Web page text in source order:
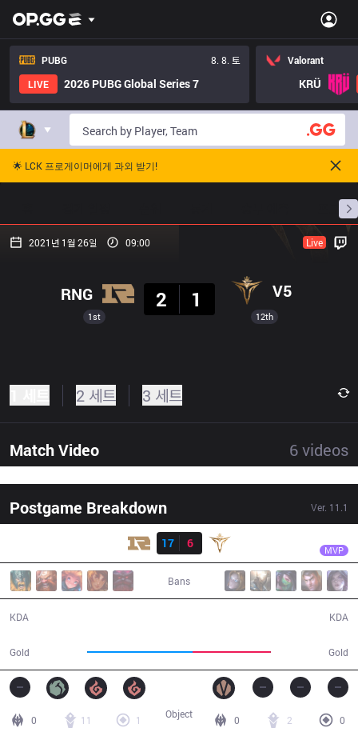
PUBG
8. 8. 토
LIVE
2026 PUBG Global Series 7
Valorant
KRÜ
🌟 LCK 프로게이머에게 과외 받기!
프로빌
2021년 1월 26일 09:00 Live
1st
RNG
2
1 V5
12th
2 세트 3 세트
Match Video 6videos
Postgame Breakdown Ver. 11.1
17
6 MVP
Bans
KDA
Gold Gold
KDA
0 11
1
0 2
0
Object